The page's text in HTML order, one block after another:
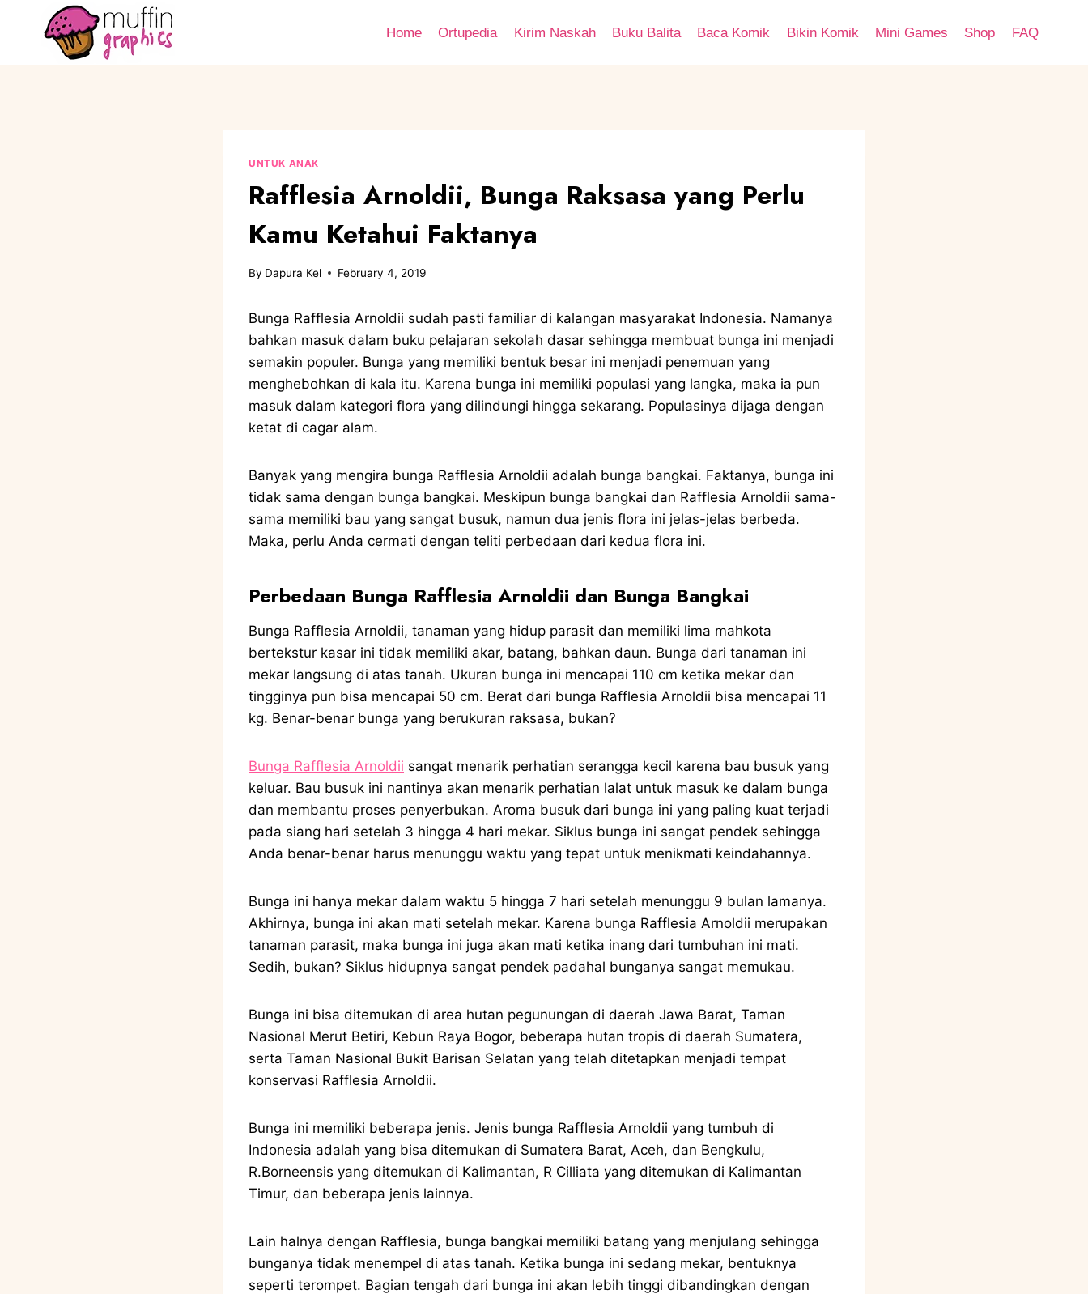
Home Ortupedia Kirim Naskah Buku Balita Baca Komik Bikin Komik Mini Games Shop FAQ
UNTUK ANAK
Rafflesia Arnoldii, Bunga Raksasa yang Perlu
Kamu Ketahui Faktanya
By Dapura Kel February 4, 2019
Bunga Rafflesia Arnoldii sudah pasti familiar di kalangan masyarakat Indonesia. Namanya
bahkan masuk dalam buku pelajaran sekolah dasar sehingga membuat bunga ini menjadi
semakin populer. Bunga yang memiliki bentuk besar ini menjadi penemuan yang
menghebohkan di kala itu. Karena bunga ini memiliki populasi yang langka, maka ia pun
masuk dalam kategori flora yang dilindungi hingga sekarang. Populasinya dijaga dengan
ketat di cagar alam.
Banyak yang mengira bunga Rafflesia Arnoldii adalah bunga bangkai. Faktanya, bunga ini
tidak sama dengan bunga bangkai. Meskipun bunga bangkai dan Rafflesia Arnoldii sama-
sama memiliki bau yang sangat busuk, namun dua jenis flora ini jelas-jelas berbeda.
Maka, perlu Anda cermati dengan teliti perbedaan dari kedua flora ini.
Perbedaan Bunga Rafflesia Arnoldii dan Bunga Bangkai
Bunga Rafflesia Arnoldii, tanaman yang hidup parasit dan memiliki lima mahkota
bertekstur kasar ini tidak memiliki akar, batang, bahkan daun. Bunga dari tanaman ini
mekar langsung di atas tanah. Ukuran bunga ini mencapai 110 cm ketika mekar dan
tingginya pun bisa mencapai 50 cm. Berat dari bunga Rafflesia Arnoldii bisa mencapai 11
kg. Benar-benar bunga yang berukuran raksasa, bukan?
Bunga Rafflesia Arnoldii sangat menarik perhatian serangga kecil karena bau busuk yang
keluar. Bau busuk ini nantinya akan menarik perhatian lalat untuk masuk ke dalam bunga
dan membantu proses penyerbukan. Aroma busuk dari bunga ini yang paling kuat terjadi
pada siang hari setelah 3 hingga 4 hari mekar. Siklus bunga ini sangat pendek sehingga
Anda benar-benar harus menunggu waktu yang tepat untuk menikmati keindahannya.
Bunga ini hanya mekar dalam waktu 5 hingga 7 hari setelah menunggu 9 bulan lamanya.
Akhirnya, bunga ini akan mati setelah mekar. Karena bunga Rafflesia Arnoldii merupakan
tanaman parasit, maka bunga ini juga akan mati ketika inang dari tumbuhan ini mati.
Sedih, bukan? Siklus hidupnya sangat pendek padahal bunganya sangat memukau.
Bunga ini bisa ditemukan di area hutan pegunungan di daerah Jawa Barat, Taman
Nasional Merut Betiri, Kebun Raya Bogor, beberapa hutan tropis di daerah Sumatera,
serta Taman Nasional Bukit Barisan Selatan yang telah ditetapkan menjadi tempat
konservasi Rafflesia Arnoldii.
Bunga ini memiliki beberapa jenis. Jenis bunga Rafflesia Arnoldii yang tumbuh di
Indonesia adalah yang bisa ditemukan di Sumatera Barat, Aceh, dan Bengkulu,
R.Borneensis yang ditemukan di Kalimantan, R Cilliata yang ditemukan di Kalimantan
Timur, dan beberapa jenis lainnya.
Lain halnya dengan Rafflesia, bunga bangkai memiliki batang yang menjulang sehingga
bunganya tidak menempel di atas tanah. Ketika bunga ini sedang mekar, bentuknya
seperti terompet. Bagian tengah dari bunga ini akan lebih tinggi dibandingkan dengan